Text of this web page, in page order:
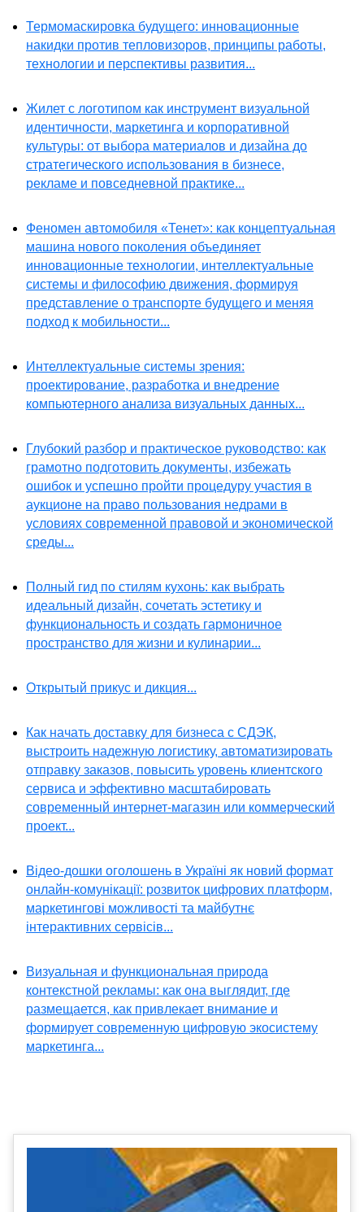
Термомаскировка будущего: инновационные
накидки против тепловизоров, принципы работы,
технологии и перспективы развития...
Жилет с логотипом как инструмент визуальной
идентичности, маркетинга и корпоративной
культуры: от выбора материалов и дизайна до
стратегического использования в бизнесе,
рекламе и повседневной практике...
Феномен автомобиля «Тенет»: как концептуальная
машина нового поколения объединяет
инновационные технологии, интеллектуальные
системы и философию движения, формируя
представление о транспорте будущего и меняя
подход к мобильности...
Интеллектуальные системы зрения:
проектирование, разработка и внедрение
компьютерного анализа визуальных данных...
Глубокий разбор и практическое руководство: как
грамотно подготовить документы, избежать
ошибок и успешно пройти процедуру участия в
аукционе на право пользования недрами в
условиях современной правовой и экономической
среды...
Полный гид по стилям кухонь: как выбрать
идеальный дизайн, сочетать эстетику и
функциональность и создать гармоничное
пространство для жизни и кулинарии...
Открытый прикус и дикция...
Как начать доставку для бизнеса с СДЭК,
выстроить надежную логистику, автоматизировать
отправку заказов, повысить уровень клиентского
сервиса и эффективно масштабировать
современный интернет-магазин или коммерческий
проект...
Відео-дошки оголошень в Україні як новий формат
онлайн-комунікації: розвиток цифрових платформ,
маркетингові можливості та майбутнє
інтерактивних сервісів...
Визуальная и функциональная природа
контекстной рекламы: как она выглядит, где
размещается, как привлекает внимание и
формирует современную цифровую экосистему
маркетинга...